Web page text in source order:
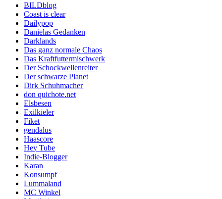
BILDblog
Coast is clear
Dailypop
Danielas Gedanken
Darklands
Das ganz normale Chaos
Das Kraftfuttermischwerk
Der Schockwellenreiter
Der schwarze Planet
Dirk Schuhmacher
don quichote.net
Elsbesen
Exilkieler
Fiket
gendalus
Haascore
Hey Tube
Indie-Blogger
Karan
Konsumpf
Lummaland
MC Winkel